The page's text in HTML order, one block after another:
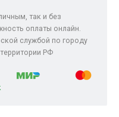
так и без
оплаты онлайн.
службой по городу
РФ